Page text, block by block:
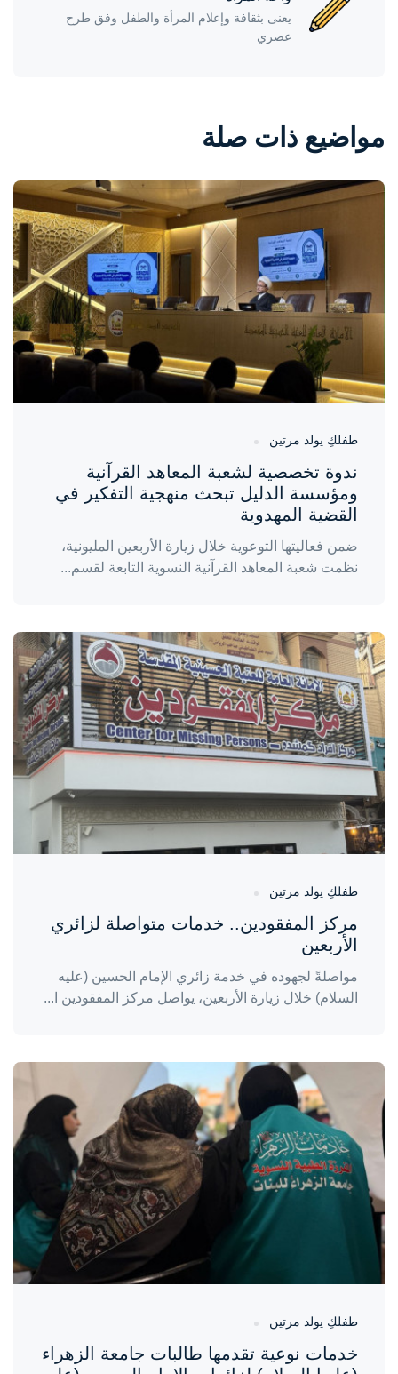
يعنى بثقافة وإعلام المرأة والطفل وفق طرح
عصري
مواضيع ذات صلة
واحة المرأة
طفلكِ يولد مرتين
ندوة تخصصية لشعبة المعاهد القرآنية
ومؤسسة الدليل تبحث منهجية التفكير في
القضية المهدوية
ضمن فعاليتها التوعوية خلال زيارة الأربعين المليونية،
نظمت شعبة المعاهد القرآنية النسوية التابعة لقسم...
واحة المرأة
منذ 3 أيام
طفلكِ يولد مرتين
مركز المفقودين.. خدمات متواصلة لزائري
الأربعين
مواصلةً لجهوده في خدمة زائري الإمام الحسين (عليه
السلام) خلال زيارة الأربعين، يواصل مركز المفقودين ا...
واحة المرأة
منذ 3 أيام
طفلكِ يولد مرتين
خدمات نوعية تقدمها طالبات جامعة الزهراء